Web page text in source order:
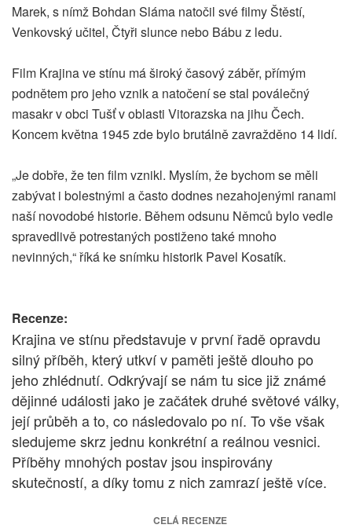
Marek, s nímž Bohdan Sláma natočil své filmy Štěstí,
Venkovský učitel, Čtyři slunce nebo Bábu z ledu.
Film Krajina ve stínu má široký časový záběr, přímým
podnětem pro jeho vznik a natočení se stal poválečný
masakr v obci Tušť v oblasti Vitorazska na jihu Čech.
Koncem května 1945 zde bylo brutálně zavražděno 14 lidí.
„Je dobře, že ten film vznikl. Myslím, že bychom se měli
zabývat i bolestnými a často dodnes nezahojenými ranami
naší novodobé historie. Během odsunu Němců bylo vedle
spravedlivě potrestaných postiženo také mnoho
nevinných,“ říká ke snímku historik Pavel Kosatík.
Recenze:
Krajina ve stínu představuje v první řadě opravdu
silný příběh, který utkví v paměti ještě dlouho po
jeho zhlédnutí. Odkrývají se nám tu sice již známé
dějinné události jako je začátek druhé světové války,
její průběh a to, co následovalo po ní. To vše však
sledujeme skrz jednu konkrétní a reálnou vesnici.
Příběhy mnohých postav jsou inspirovány
skutečností, a díky tomu z nich zamrazí ještě více.
CELÁ RECENZE